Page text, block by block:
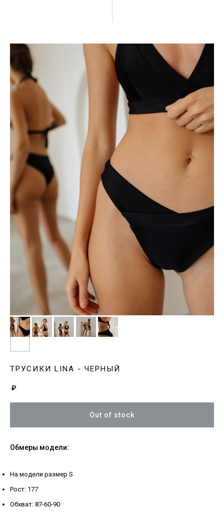
ТРУСИКИ LINA - ЧЕРНЫЙ
₽
Out of stock
Обмеры модели:
На модели размер S
Рост: 177
Обхват: 87-60-90